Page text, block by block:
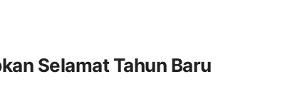
Selamat Tahun Baru